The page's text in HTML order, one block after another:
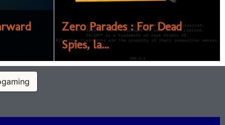
Rain Aïbo Art Auction
Zero Parades : For Dead
Spies, la...